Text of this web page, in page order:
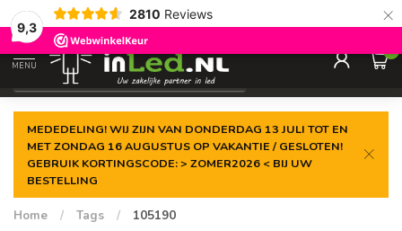
9,3
2810 Reviews ×
Gegarandeerde delaagste prijs
MENU
0
MEDEDELING! WIJ ZIJN VAN DONDERDAG 13 JULI TOT EN
MET ZONDAG 16 AUGUSTUS OP VAKANTIE / GESLOTEN!
GEBRUIK KORTINGSCODE: > ZOMER2026 < BIJ UW
BESTELLING
Home / Tags / 105190